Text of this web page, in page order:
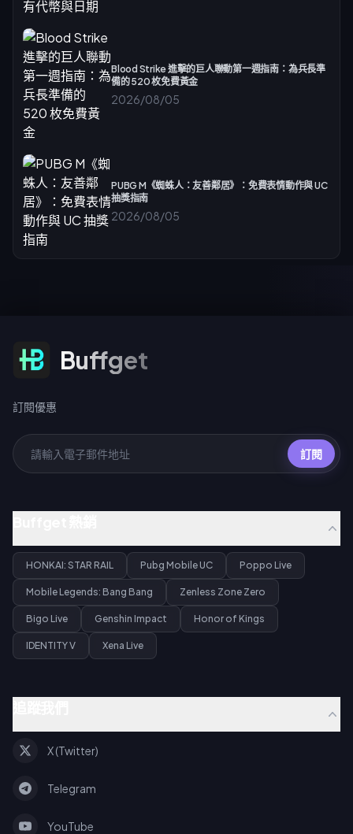
Blood Strike 進擊的巨人聯動第一週指南：為兵長準
備的 520 枚免費黃金
2026/08/05
PUBG M《蜘蛛人：友善鄰居》：免費表情動作與 UC
抽獎指南
2026/08/05
訂閱優惠 Buffget
訂閱優惠
訂閱
HONKAI: STAR RAIL Pubg Mobile UC Poppo Live
Mobile Legends: Bang Bang Zenless Zone Zero
Bigo Live Genshin Impact Honor of Kings
IDENTITY V Xena Live
X (Twitter)
Telegram
YouTube